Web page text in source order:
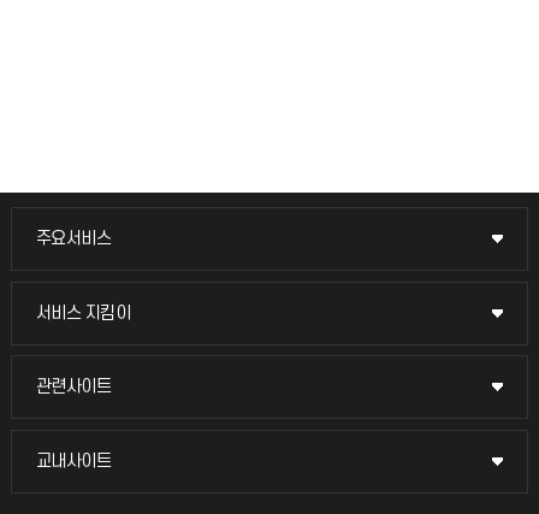
주요서비스
주요서비스
교무회의방송
서비스 지킴이
서비스 지킴이
묻고 답하기
관련사이트
관련사이트
국방헬프콜
교내사이트
교내사이트